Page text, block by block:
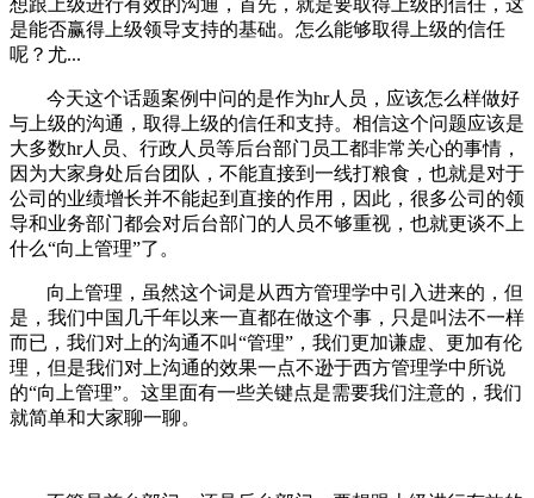
是能否赢得上级领导支持的基础。怎么能够取得上级的信任
呢？尤...
今天这个话题案例中问的是作为hr人员，应该怎么样做好
与上级的沟通，取得上级的信任和支持。相信这个问题应该是
大多数hr人员、行政人员等后台部门员工都非常关心的事情，
因为大家身处后台团队，不能直接到一线打粮食，也就是对于
公司的业绩增长并不能起到直接的作用，因此，很多公司的领
导和业务部门都会对后台部门的人员不够重视，也就更谈不上
什么“向上管理”了。
向上管理，虽然这个词是从西方管理学中引入进来的，但
是，我们中国几千年以来一直都在做这个事，只是叫法不一样
而已，我们对上的沟通不叫“管理”，我们更加谦虚、更加有伦
理，但是我们对上沟通的效果一点不逊于西方管理学中所说
的“向上管理”。这里面有一些关键点是需要我们注意的，我们
就简单和大家聊一聊。